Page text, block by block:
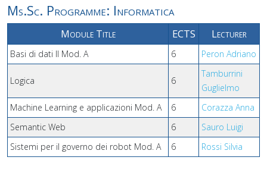
Ms.Sc. Programme: Informatica
Module Title ECTS Lecturer
Basi di dati II Mod. A 6 Peron Adriano
Logica 6
Tamburrini
Guglielmo
Machine Learning e applicazioni Mod. A
6
Corazza Anna
Semantic Web
6
Sauro Luigi
Sistemi per il governo dei robot Mod. A
6 Rossi Silvia